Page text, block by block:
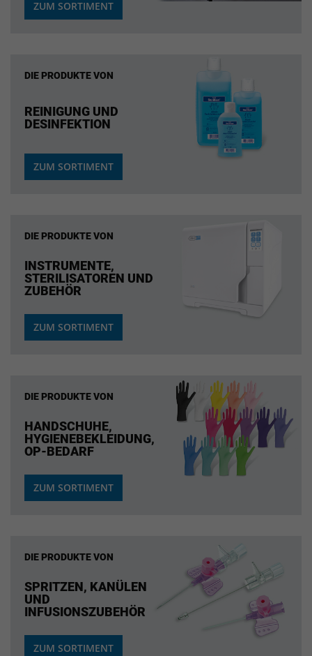
ZUM SORTIMENT
DIE PRODUKTE VON
REINIGUNG UND
DESINFEKTION
ZUM SORTIMENT
DIE PRODUKTE VON
INSTRUMENTE,
STERILISATOREN UND
ZUBEHÖR
ZUM SORTIMENT
DIE PRODUKTE VON
HANDSCHUHE,
HYGIENEBEKLEIDUNG,
OP-BEDARF
ZUM SORTIMENT
DIE PRODUKTE VON
SPRITZEN, KANÜLEN
UND
INFUSIONSZUBEHÖR
ZUM SORTIMENT